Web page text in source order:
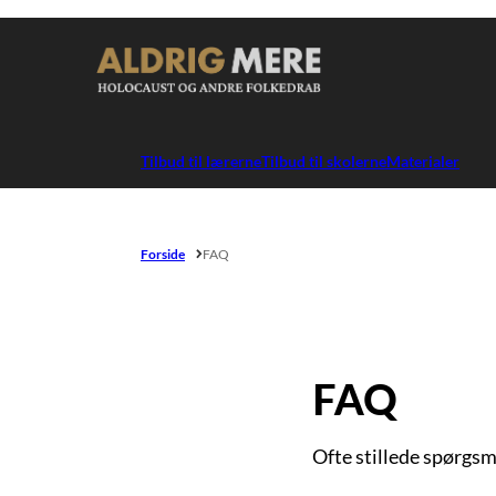
Tilbud til lærerneTilbud til skolerneMaterialer
Forside FAQ
FAQ
Ofte stillede